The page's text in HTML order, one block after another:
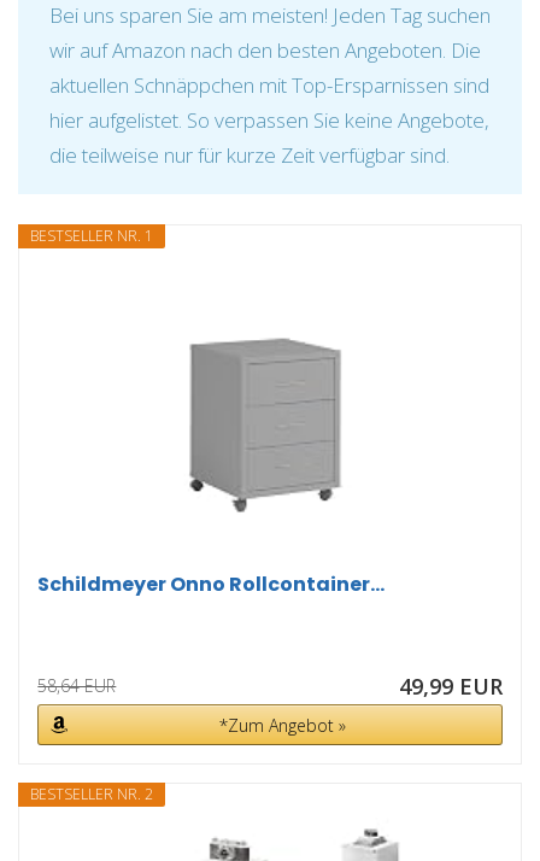
Bei uns sparen Sie am meisten! Jeden Tag suchen
wir auf Amazon nach den besten Angeboten. Die
aktuellen Schnäppchen mit Top-Ersparnissen sind
hier aufgelistet. So verpassen Sie keine Angebote,
die teilweise nur für kurze Zeit verfügbar sind.
BESTSELLER NR. 1
Schildmeyer Onno Rollcontainer...
58,64 EUR 49,99 EUR
*Zum Angebot »
BESTSELLER NR. 2